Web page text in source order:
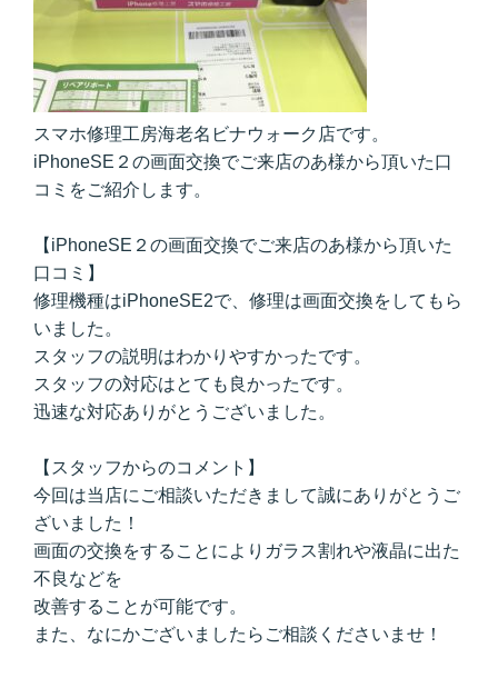
スマホ修理工房海老名ビナウォーク店です。
iPhoneSE２の画面交換でご来店のあ様から頂いた口
コミをご紹介します。
【iPhoneSE２の画面交換でご来店のあ様から頂いた
口コミ】
修理機種はiPhoneSE2で、修理は画面交換をしてもら
いました。
スタッフの説明はわかりやすかったです。
スタッフの対応はとても良かったです。
迅速な対応ありがとうございました。
【スタッフからのコメント】
今回は当店にご相談いただきまして誠にありがとうご
ざいました！
画面の交換をすることによりガラス割れや液晶に出た
不良などを
改善することが可能です。
また、なにかございましたらご相談くださいませ！